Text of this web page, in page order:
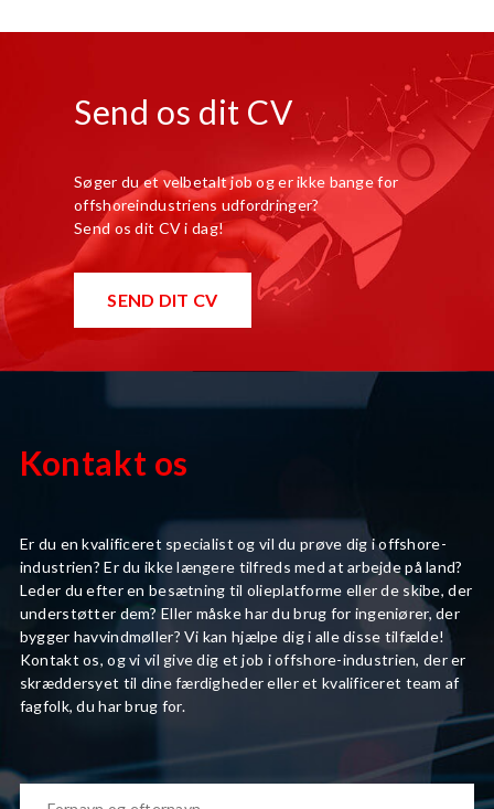
Send os dit CV
Søger du et velbetalt job og er ikke bange for
offshoreindustriens udfordringer?
Send os dit CV i dag!
SEND DIT CV
Kontakt os
Er du en kvalificeret specialist og vil du prøve dig i offshore-
industrien? Er du ikke længere tilfreds med at arbejde på land?
Leder du efter en besætning til olieplatforme eller de skibe, der
understøtter dem? Eller måske har du brug for ingeniører, der
bygger havvindmøller? Vi kan hjælpe dig i alle disse tilfælde!
Kontakt os, og vi vil give dig et job i offshore-industrien, der er
skræddersyet til dine færdigheder eller et kvalificeret team af
fagfolk, du har brug for.